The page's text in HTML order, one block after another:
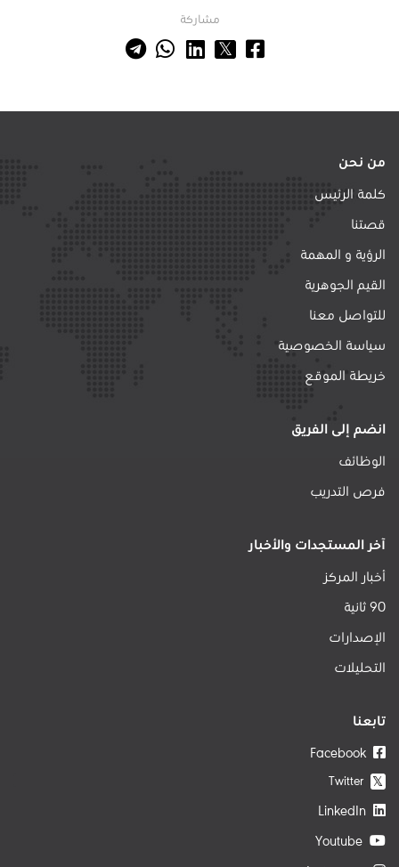
مشاركة
من نحن
كلمة الرئيس
قصتنا
الرؤية و المهمة
القيم الجوهرية
للتواصل معنا
سياسة الخصوصية
خريطة الموقع
انضم إلى الفريق
الوظائف
فرص التدريب
آخر المستجدات والأخبار
أخبار المركز
90 ثانية
الإصدارات
التحليلات
تابعنا
𝕏
Twitter